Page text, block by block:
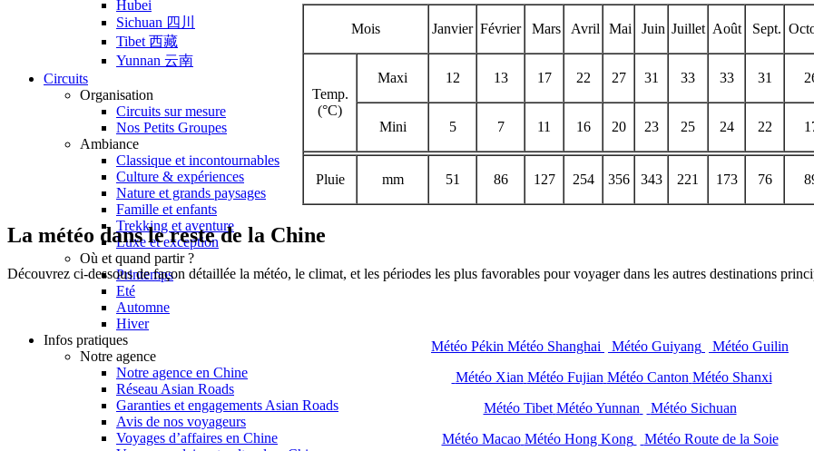
Hubei
Sichuan 四川
Tibet 西藏
Yunnan 云南
Circuits
Organisation
Circuits sur mesure
Nos Petits Groupes
Ambiance
Classique et incontournables
Culture & expériences
Nature et grands paysages
Famille et enfants
Trekking et aventure
Luxe et exception
Où et quand partir ?
Printemps
Eté
Automne
Hiver
Infos pratiques
Notre agence
Notre agence en Chine
Réseau Asian Roads
Garanties et engagements Asian Roads
Avis de nos voyageurs
Voyages d’affaires en Chine
Mois Janvier Février Mars Avril Mai Juin Juillet Août Sept.
Temp.
(°C)
Maxi 12 13 17 22 27 31 33 33 31
Mini 5 7 11 16 20 23 25 24 22
Pluie mm 51 86 127 254 356 343 221 173 76
La météo dans le reste de la Chine
Découvrez ci-dessous de façon détaillée la météo, le climat, et les périodes les plus favorables pour voyager dans les autres destinations
Météo Pékin Météo Shanghai Météo Guiyang
Météo Guilin
Météo Xian Météo Fujian Météo Canton Météo Shanxi
Météo Tibet Météo Yunnan
Météo Sichuan
Météo Macao Météo Hong Kong Météo Route de la Soie